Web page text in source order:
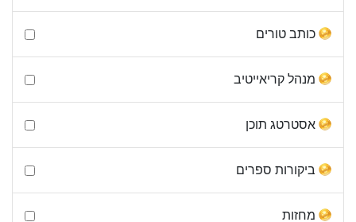
כותב טורים
מנהל קריאייטיב
אסטרטג תוכן
ביקורות ספרים
מחזות